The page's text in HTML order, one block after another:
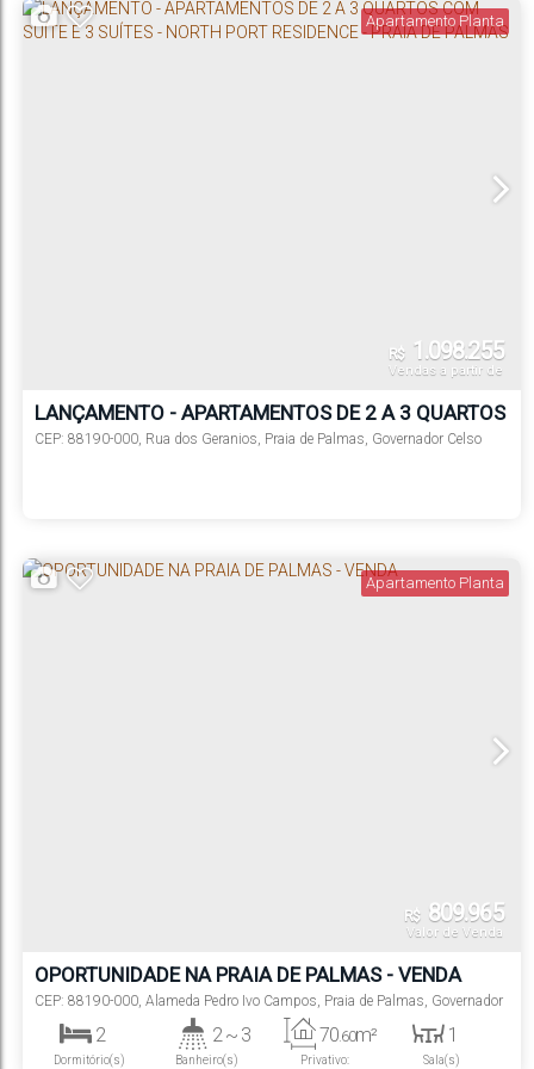
Apartamento Planta
R$ 1.098.255
Vendas a partir de
LANÇAMENTO - APARTAMENTOS DE 2 A 3 QUARTOS
COM SUÍTE E 3 SUÍTES - NORTH PORT RESIDENCE -
CEP: 88190-000, Rua dos Geranios, Praia de Palmas, Governador Celso
Apartamento Planta
R$ 809.965
Valor de Venda
OPORTUNIDADE NA PRAIA DE PALMAS - VENDA
CEP: 88190-000, Alameda Pedro Ivo Campos, Praia de Palmas, Governador
Santa Catarina
2
Dormitório(s)
2 ~ 3
Banheiro(s) Privativo:
70 .60m² 1
Sala(s)